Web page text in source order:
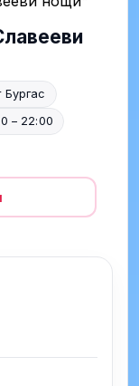
Бургас
– 22:00